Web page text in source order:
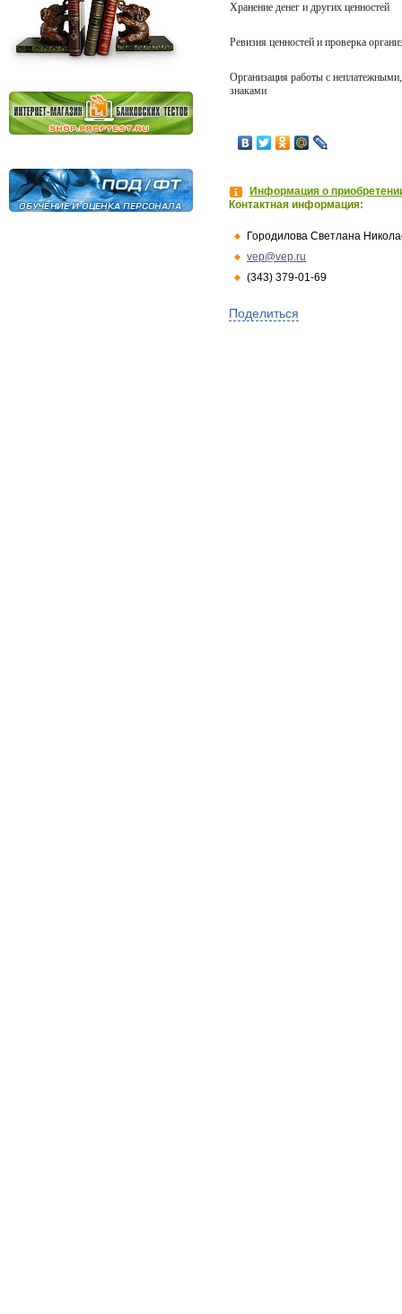
Хранение денег и других ценностей
Ревизия ценностей и проверка
Организация работы с
знаками
Информация о
Контактная информация:
Городилова Светлана
vep@vep.ru
(343) 379-01-69
Поделиться